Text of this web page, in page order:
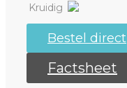
Kruidig
Bestel direct
Factsheet